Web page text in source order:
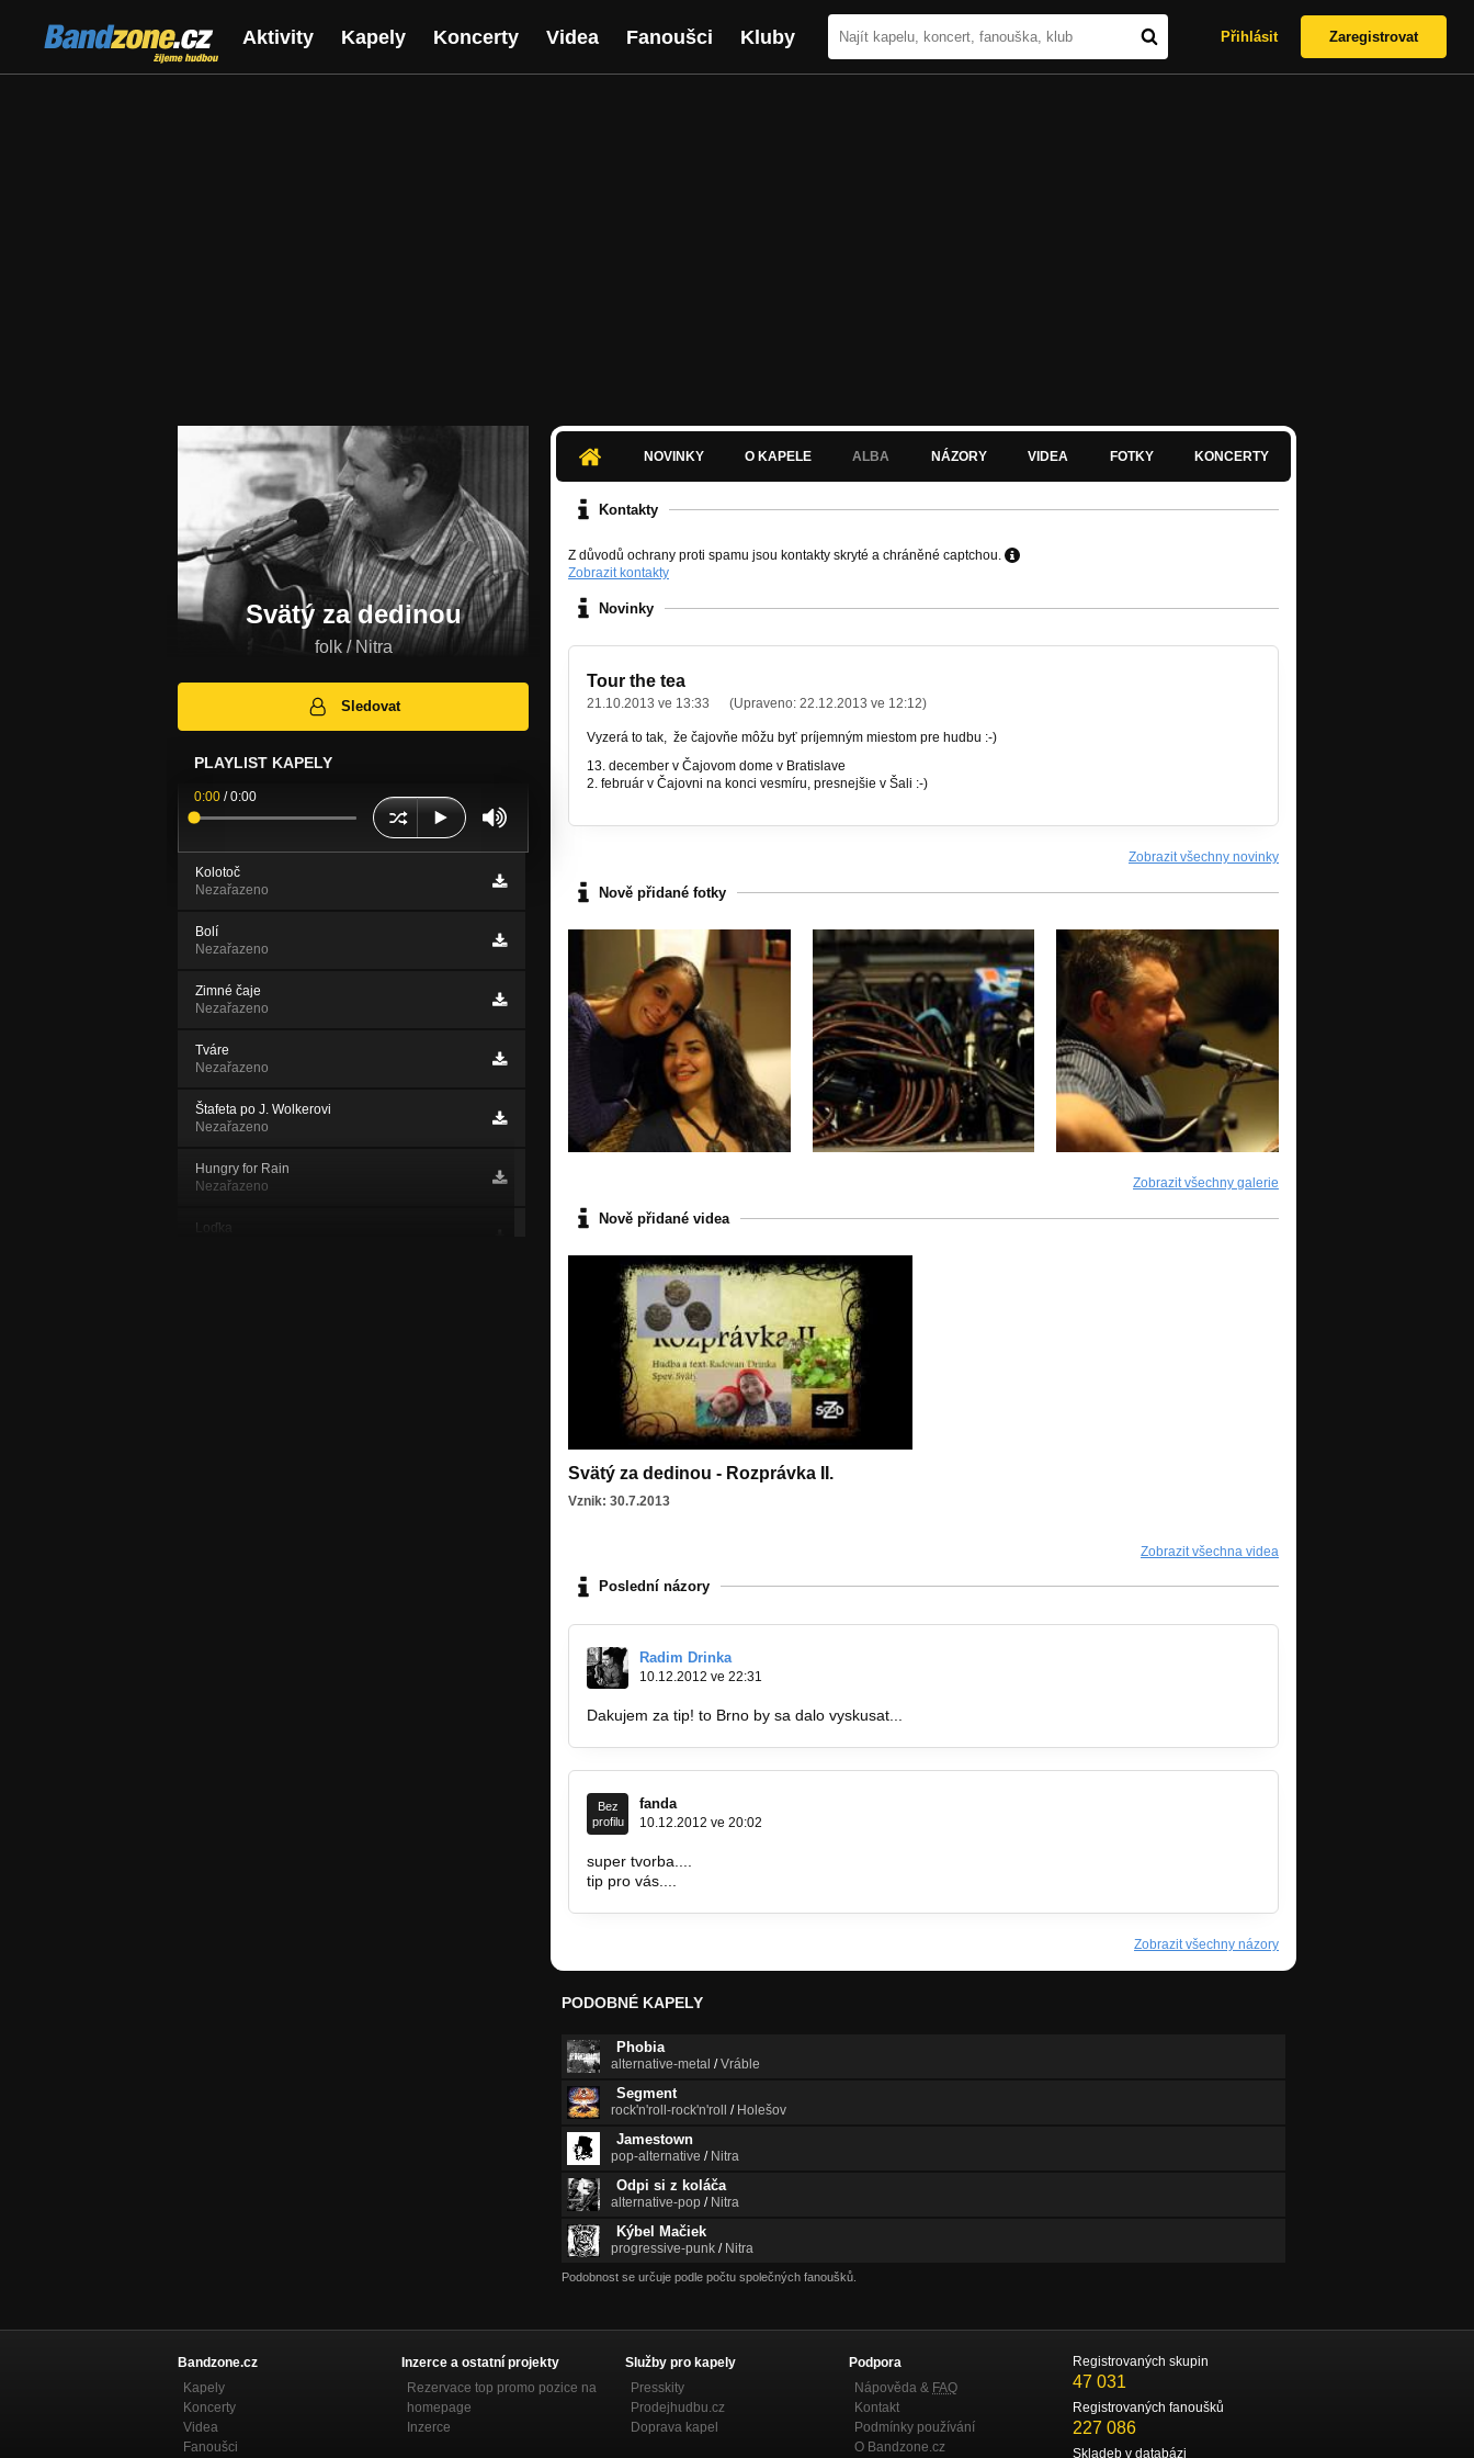
Bandzone.cz
žijeme hudbou
Aktivity Kapely Koncerty Videa Fanoušci Kluby Přihlásit Zaregistrovat
Svätý za dedinou
folk / Nitra
Sledovat
PLAYLIST KAPELY
0:00 /0:00
Kolotoč
Nezařazeno
Bolí
Nezařazeno
Zimné čaje
Nezařazeno
Tváre
Nezařazeno
Štafeta po J. Wolkerovi
Nezařazeno
Hungry for Rain
Nezařazeno
Loďka
NOVINKY O KAPELE ALBA NÁZORY VIDEA FOTKY KONCERTY
Kontakty
Z důvodů ochrany proti spamu jsou kontakty skryté a chráněné captchou.
Zobrazit kontakty
Novinky
Tour the tea
21.10.2013 ve 13:33 (Upraveno: 22.12.2013 ve 12:12)
Vyzerá to tak, že čajovňe môžu byť príjemným miestom pre hudbu :-)
13. december v Čajovom dome v Bratislave
2. február v Čajovni na konci vesmíru, presnejšie v Šali :-)
Zobrazit všechny novinky
Nově přidané fotky
Zobrazit všechny galerie
Nově přidané videa
Svätý za dedinou - Rozprávka II.
Vznik: 30.7.2013
Zobrazit všechna videa
Poslední názory
Radim Drinka
10.12.2012 ve 22:31
Dakujem za tip! to Brno by sa dalo vyskusat...
Bez
profilu
fanda
10.12.2012 ve 20:02
super tvorba....
tip pro vás....
Zobrazit všechny názory
PODOBNÉ KAPELY
Phobia
alternative-metal /Vráble
Segment
rock'n'roll-rock'n'roll / Holešov
Jamestown
pop-alternative / Nitra
Odpi si z koláča
alternative-pop / Nitra
Kýbel Mačiek
progressive-punk / Nitra
Podobnost se určuje podle počtu společných fanoušků.
Bandzone.cz
Kapely
Koncerty
Videa
Fanoušci
Inzerce a ostatní projekty
Rezervace top promo pozice na
homepage
Inzerce
Služby pro kapely
Presskity
Prodejhudbu.cz
Doprava kapel
Podpora
Nápověda & FAQ
Kontakt
Podmínky používání
O Bandzone.cz
Registrovaných skupin
47 031
Registrovaných fanoušků
227 086
Skladeb v databázi